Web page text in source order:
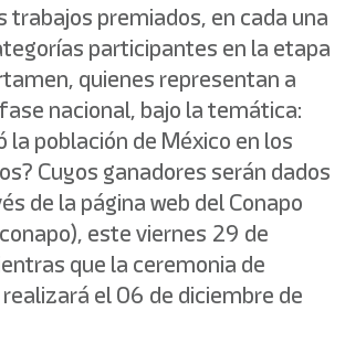
trabajos premiados, en cada una
participantes en la etapa
quienes representan a
nacional, bajo la temática:
la población de México en los
Cuyos ganadores serán dados
de la página web del Conapo
este viernes 29 de
que la ceremonia de
el 06 de diciembre de